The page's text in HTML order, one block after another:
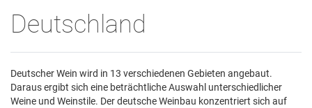
Deutschland
Deutscher Wein wird in 13 verschiedenen Gebieten angebaut.
Daraus ergibt sich eine beträchtliche Auswahl unterschiedlicher
Weine und Weinstile. Der deutsche Weinbau konzentriert sich auf